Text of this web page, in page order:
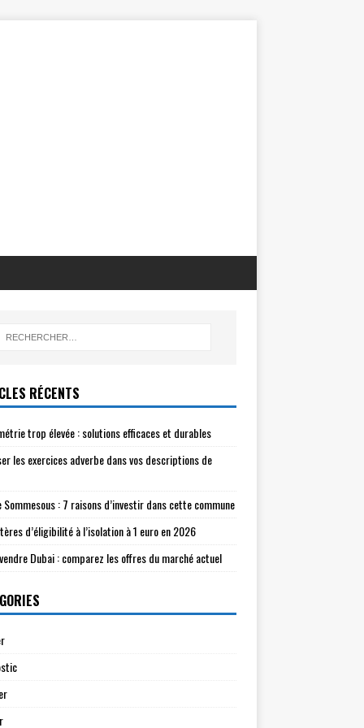
RÉCENTS
trop élevée : solutions efficaces et durables
les exercices adverbe dans vos descriptions de
Sommesous : 7 raisons d’investir dans cette commune
d’éligibilité à l’isolation à 1 euro en 2026
Dubai : comparez les offres du marché actuel